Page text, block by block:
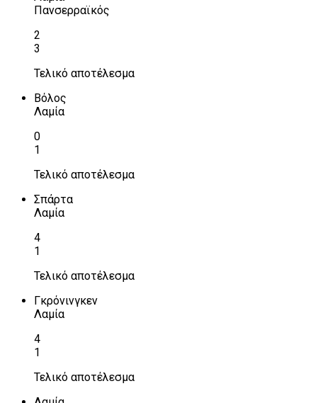
Πανσερραϊκός
2
3
Τελικό αποτέλεσμα
Βόλος
Λαμία
0
1
Τελικό αποτέλεσμα
Σπάρτα
Λαμία
4
1
Τελικό αποτέλεσμα
Γκρόνινγκεν
Λαμία
4
1
Τελικό αποτέλεσμα